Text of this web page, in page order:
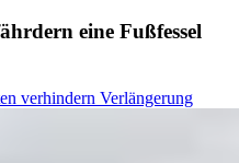
eine Fußfessel
verhindern Verlängerung